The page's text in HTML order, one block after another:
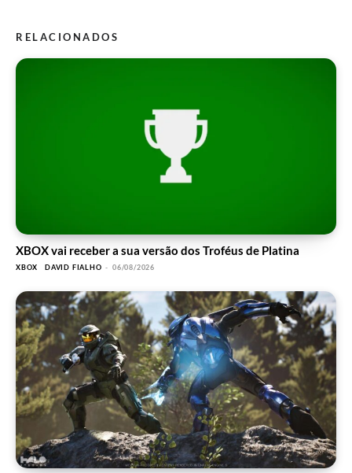
RELACIONADOS
XBOX vai receber a sua versão dos Troféus de Platina
XBOX DAVID FIALHO - 06/08/2026